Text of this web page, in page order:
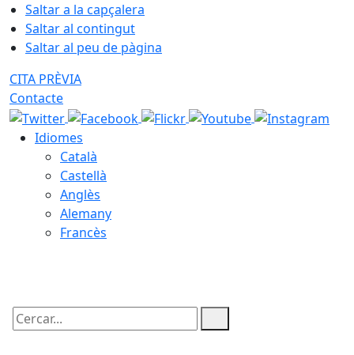
Saltar a la capçalera
Saltar al contingut
Saltar al peu de pàgina
CITA PRÈVIA
Contacte
Idiomes
Català
Castellà
Anglès
Alemany
Francès
Cercar: